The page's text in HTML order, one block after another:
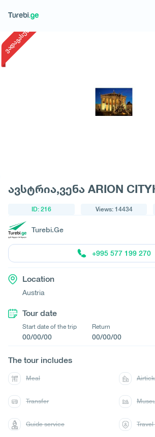
Request a tour
ვადაგასული
ავსტრია,ვენა ARION
ID: 216 Views: 14434
Turebi.Ge
+995 577 199 270
Location
Austria
Tour date
Start date of the trip
00/00/00
Return
00/00/00
The tour includes
Meal
Transfer
Guide service